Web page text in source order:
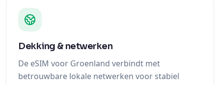
Dekking & netwerken
De eSIM voor Groenland verbindt met
betrouwbare lokale netwerken voor stabiel